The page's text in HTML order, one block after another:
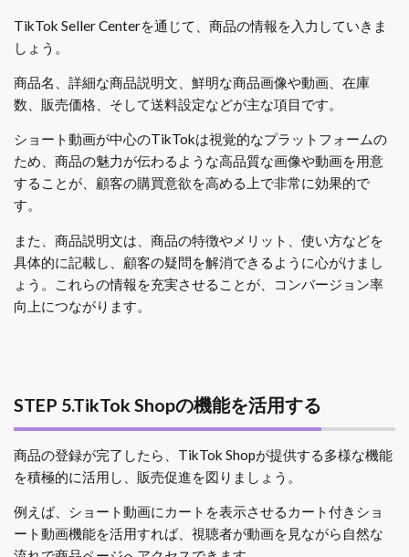
TikTok Seller Centerを通じて、商品の情報を入力していきま
しょう。
商品名、詳細な商品説明文、鮮明な商品画像や動画、在庫
数、販売価格、そして送料設定などが主な項目です。
ショート動画が中心のTikTokは視覚的なプラットフォームの
ため、商品の魅力が伝わるような高品質な画像や動画を用意
することが、顧客の購買意欲を高める上で非常に効果的で
す。
また、商品説明文は、商品の特徴やメリット、使い方などを
具体的に記載し、顧客の疑問を解消できるように心がけまし
ょう。これらの情報を充実させることが、コンバージョン率
向上につながります。
STEP 5.TikTok Shopの機能を活用する
商品の登録が完了したら、TikTok Shopが提供する多様な機能
を積極的に活用し、販売促進を図りましょう。
例えば、ショート動画にカートを表示させるカート付きショ
ート動画機能を活用すれば、視聴者が動画を見ながら自然な